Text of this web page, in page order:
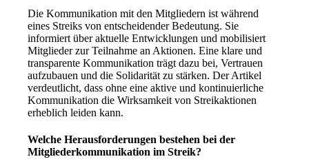
Die Kommunikation mit den Mitgliedern ist während
eines Streiks von entscheidender Bedeutung. Sie
informiert über aktuelle Entwicklungen und mobilisiert
Mitglieder zur Teilnahme an Aktionen. Eine klare und
transparente Kommunikation trägt dazu bei, Vertrauen
aufzubauen und die Solidarität zu stärken. Der Artikel
verdeutlicht, dass ohne eine aktive und kontinuierliche
Kommunikation die Wirksamkeit von Streikaktionen
erheblich leiden kann.
Welche Herausforderungen bestehen bei der
Mitgliederkommunikation im Streik?